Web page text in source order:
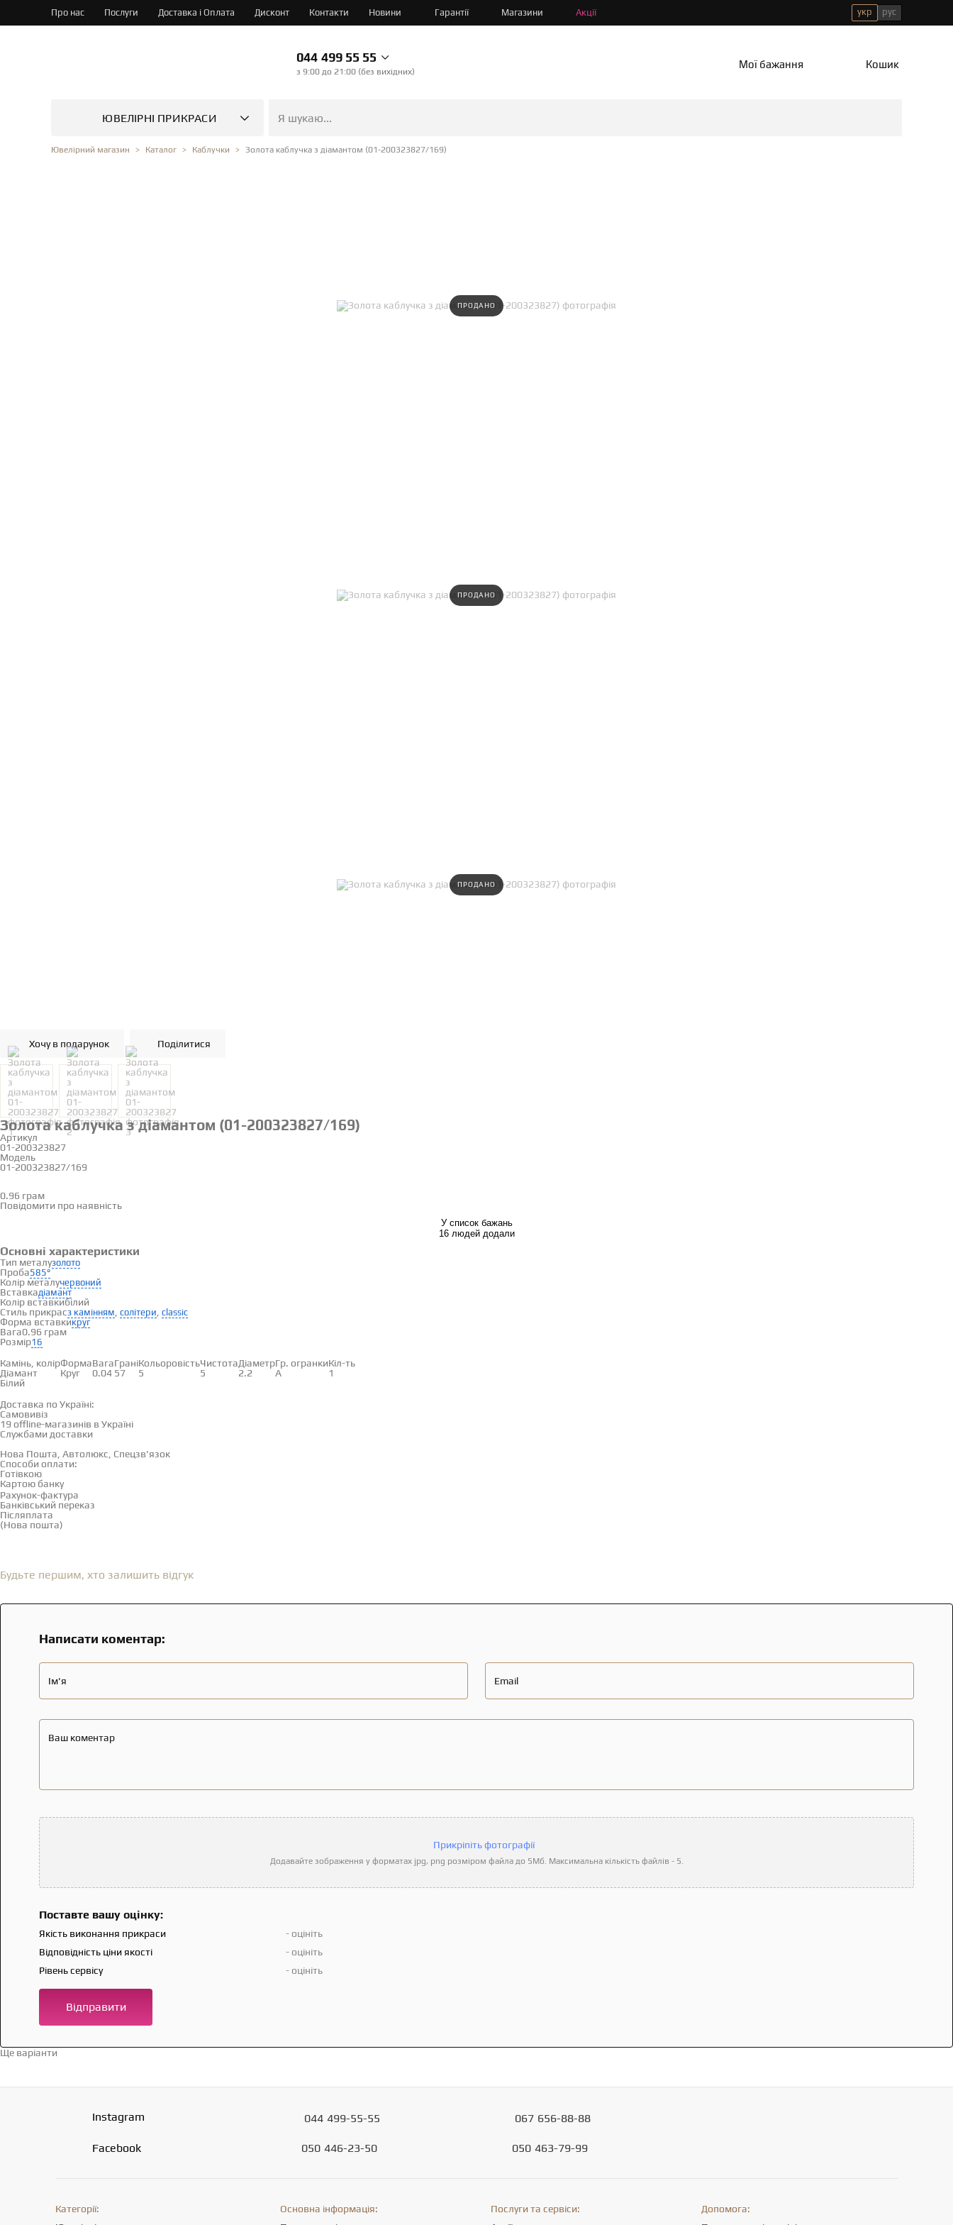
Про нас Послуги Доставка і Оплата Дисконт Контакти Новини Гарантії Магазини Акції укр рус
044 499 55 55
з 9:00 до 21:00 (без вихідних)
Мої бажання Кошик
ЮВЕЛІРНІ ПРИКРАСИ
Ювелірний магазин Каталог Каблучки Золота каблучка з діамантом (01-200323827/169)
ПРОДАНО
ПРОДАНО
ПРОДАНО
Хочу в подарунок Поділитися
Золота каблучка з діамантом (01-200323827/169)
Артикул
01-200323827
Модель
01-200323827/169
0.96 грам
Повідомити про наявність
У список бажань
16 людей додали
Основні характеристики
Тип металузолото
Проба585°
Колір металучервоний
Вставкадіамант
Колір вставкибілий
Стиль прикрасз камінням солітери classic
Форма вставкикруг
Вага0.96 грам
Розмір16
Вставки
Камінь, колірФормаВагаГраніКольоровістьЧистотаДіаметрГр. огранкиКіл-ть
Діамант
Білий
Круг 0.04 57 5 5 2.2 А 1
Доставка по Україні:
Самовивіз
19 offline-магазинів в Україні
Службами доставки
Нова Пошта, Автолюкс, Спецзв'язок
Способи оплати:
Готівкою
Картою банку
Рахунок-фактура
Банківський переказ
Післяплата
(Нова пошта)
Будьте першим, хто залишить відгук
Написати коментар:
Ім'я Email
Ваш коментар
Прикріпіть фотографії
Додавайте зображення у форматах jpg, png розміром файла до 5Мб. Максимальна кількість файлів - 5.
Поставте вашу оцінку:
Якість виконання прикраси
- оцініть
Відповідність ціни якості
- оцініть
Рівень сервісу
- оцініть
Відправити
Ще варіанти
Instagram
Facebook
044 499-55-55
050 446-23-50
067 656-88-88
050 463-79-99
Категорії:
Основна інформація:
Послуги та сервіси:
Допомога: